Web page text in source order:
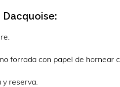
forrada con papel de hornear
y reserva.